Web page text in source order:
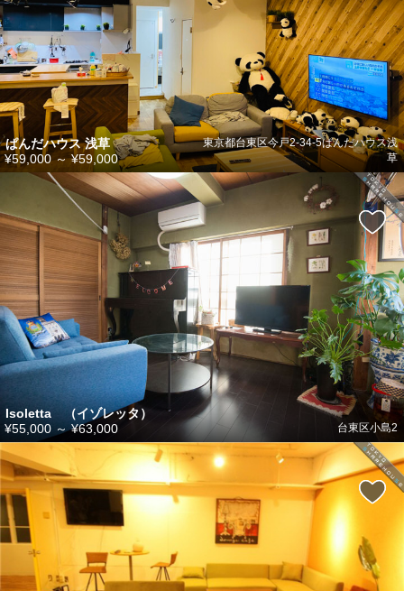
ぱんだハウス 浅草
東京都台東区今戸2-34-5ぱんだハウス浅
草
¥59,000～¥59,000
Isoletta （イゾレッタ）
台東区小島2
¥55,000 ～¥63,000